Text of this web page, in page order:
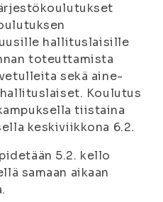
hallituslaisille
toteuttamista
sekä aine-
Koulutus
tiistaina
keskiviikkona 6.2.
5.2. kello
samaan aikaan